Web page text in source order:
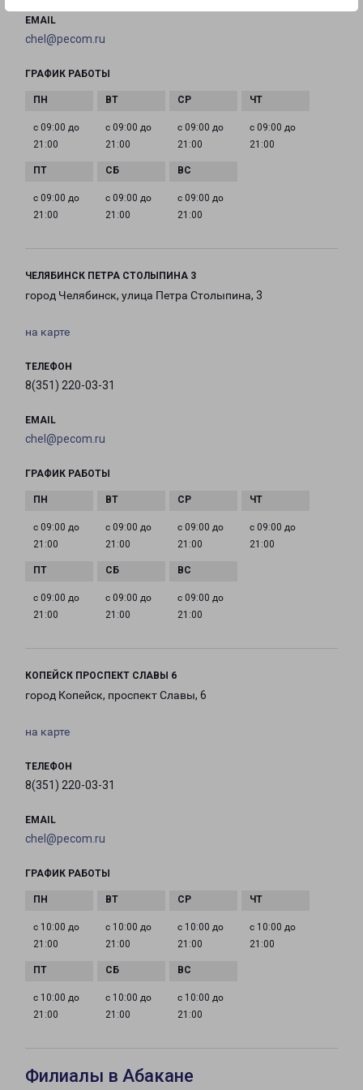
EMAIL
chel@pecom.ru
ГРАФИК РАБОТЫ
с 09:00 до
21:00
с 09:00 до
21:00
с 09:00 до
21:00
с 09:00 до
21:00
с 09:00 до
21:00
с 09:00 до
21:00
с 09:00 до
21:00
ЧЕЛЯБИНСК ПЕТРА СТОЛЫПИНА 3
город Челябинск, улица Петра Столыпина, 3
на карте
ТЕЛЕФОН
8(351) 220-03-31
EMAIL
chel@pecom.ru
ГРАФИК РАБОТЫ
с 09:00 до
21:00
с 09:00 до
21:00
с 09:00 до
21:00
с 09:00 до
21:00
с 09:00 до
21:00
с 09:00 до
21:00
с 09:00 до
21:00
КОПЕЙСК ПРОСПЕКТ СЛАВЫ 6
город Копейск, проспект Славы, 6
на карте
ТЕЛЕФОН
8(351) 220-03-31
EMAIL
chel@pecom.ru
ГРАФИК РАБОТЫ
с 10:00 до
21:00
с 10:00 до
21:00
с 10:00 до
21:00
с 10:00 до
21:00
с 10:00 до
21:00
с 10:00 до
21:00
с 10:00 до
21:00
Филиалы в Абакане